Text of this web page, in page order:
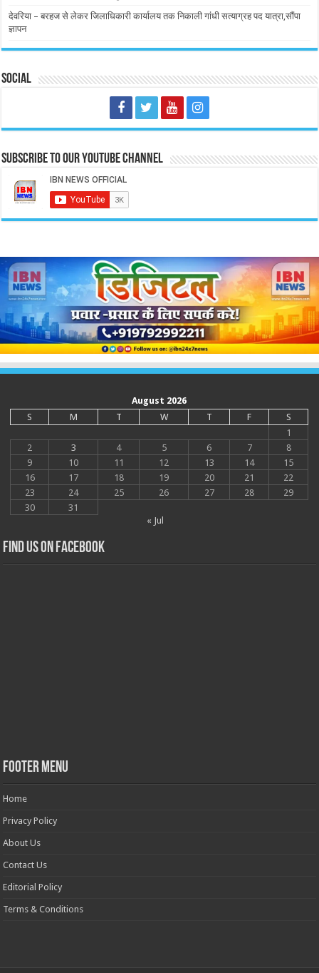
देवरिया – बरहज से लेकर जिलाधिकारी कार्यालय तक निकाली गांधी सत्याग्रह पद यात्रा,सौंपा
ज्ञापन
Social
Subscribe to our Youtube Channel
August 2026
S
M T W T F
S
1
2
3 4 5 6 7
8
9
10 11 12 13 14
15
16
17 18 19 20 21
22
23
24 25 26 27 28
29
30
31
« Jul
Find us on Facebook
Footer Menu
Home
Privacy Policy
About Us
Contact Us
Editorial Policy
Terms & Conditions